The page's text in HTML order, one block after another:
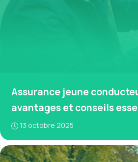
Assurance jeune
avantages et conseils
13 octobre 2025